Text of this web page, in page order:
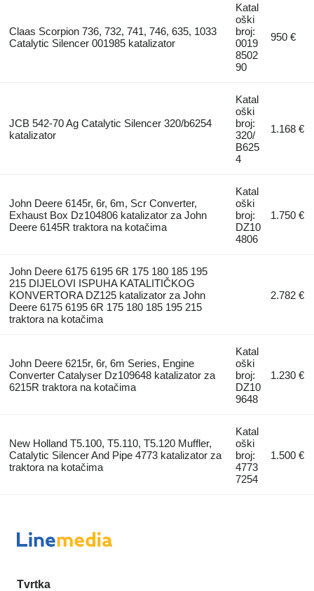
Claas Scorpion 736, 732, 741, 746, 635, 1033
Catalytic Silencer 001985 katalizator
Katal
oški
broj:
0019
8502
90
950 €
JCB 542-70 Ag Catalytic Silencer 320/b6254
katalizator
Katal
oški
broj:
320/
B625
4
1.168 €
John Deere 6145r, 6r, 6m, Scr Converter,
Exhaust Box Dz104806 katalizator za John
Deere 6145R traktora na kotačima
Katal
oški
broj:
DZ10
4806
1.750 €
John Deere 6175 6195 6R 175 180 185 195
215 DIJELOVI ISPUHA KATALITIČKOG
KONVERTORA DZ125 katalizator za John
Deere 6175 6195 6R 175 180 185 195 215
traktora na kotačima
2.782 €
John Deere 6215r, 6r, 6m Series, Engine
Converter Catalyser Dz109648 katalizator za
6215R traktora na kotačima
Katal
oški
broj:
DZ10
9648
1.230 €
New Holland T5.100, T5.110, T5.120 Muffler,
Catalytic Silencer And Pipe 4773 katalizator za
traktora na kotačima
Katal
oški
broj:
4773
7254
1.500 €
Tvrtka